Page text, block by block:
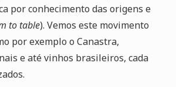
por conhecimento das origens e
to table). Vemos este movimento
por exemplo o Canastra,
e até vinhos brasileiros, cada